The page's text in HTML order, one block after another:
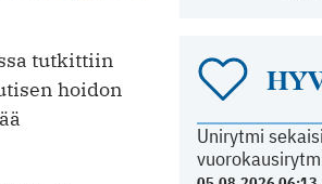
Unirytmi
tutkittiin
hoidon